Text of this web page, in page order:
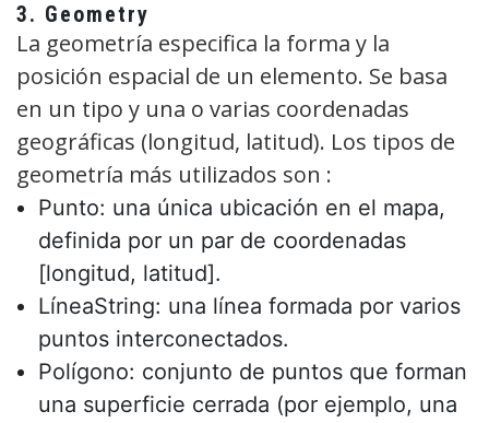
3. Geometry
La geometría especifica la forma y la
posición espacial de un elemento. Se basa
en un tipo y una o varias coordenadas
geográficas (longitud, latitud). Los tipos de
geometría más utilizados son :
Punto: una única ubicación en el mapa,
definida por un par de coordenadas
[longitud, latitud].
LíneaString: una línea formada por varios
puntos interconectados.
Polígono: conjunto de puntos que forman
una superficie cerrada (por ejemplo, una